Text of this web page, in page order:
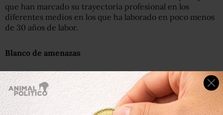
que han marcado su trayectoria profesional en los
diferentes medios en los que ha laborado en poco menos
de 30 años de labor.
Blanco de amenazas
En 1997, tras el asesinato del periodista sonorense
Benjamín Flores a manos del narcotráfico, Haro fue
blanco de amenazas por dar seguimiento periodístico al
crimen de su colega y amigo.